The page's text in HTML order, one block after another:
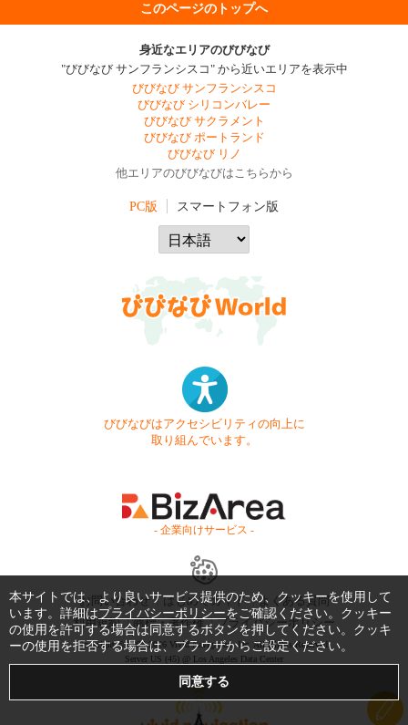
このページのトップへ
身近なエリアのびびなび
"びびなび サンフランシスコ" から近いエリアを表示中
びびなび サンフランシスコ
びびなび シリコンバレー
びびなび サクラメント
びびなび ポートランド
びびなび リノ
他エリアのびびなびはこちらから
PC版 スマートフォン版
びびなびはアクセシビリティの向上に
取り組んでいます。
- 企業向けサービス -
お問い合わせ はじめてガイド
よくある質問
利用規約
商標・著作権 プライバシーポリシー
Copyright © 1999-2026 Vivid Navigation, Inc. All Rights Reserved.
Server US (45) @ Los Angeles Data Center
本サイトでは、より良いサービス提供のため、クッキーを使用して
います。詳細はプライバシーポリシーをご確認ください。クッキー
の使用を許可する場合は同意するボタンを押してください。クッキ
ーの使用を拒否する場合は、ブラウザからご設定ください。